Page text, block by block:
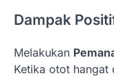
Dampak
Melakukan
Ketika otot hangat